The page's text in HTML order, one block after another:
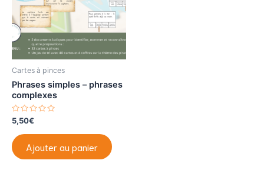
Cartes à pinces
Phrases simples – phrases
complexes
N
o
e
0
s
5,50€
Ajouter au panier